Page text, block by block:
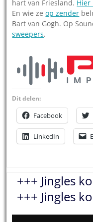
hart van Friesland. Hier
En wie zeop zender
Bart van Gogh. Op
sweepers.
Dit delen:
Facebook
LinkedIn
+++ Jingles
+++ Jingles